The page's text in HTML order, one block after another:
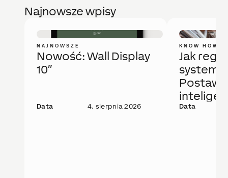
Najnowsze wpisy
NAJNOWSZE
Nowość: Wall Display
10″
Data 4. sierpnia 2026
KNOW HOW
Jak
system
Postaw
Data